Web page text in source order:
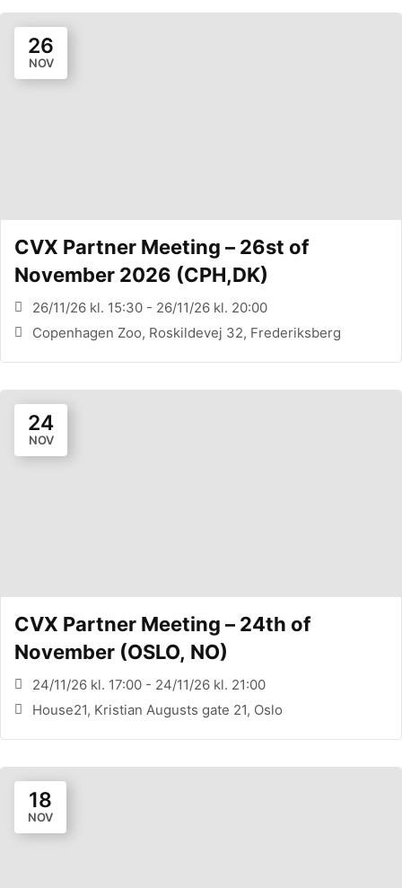
26
NOV
CVX Partner Meeting – 26st of
November 2026 (CPH,DK)
26/11/26 kl. 15:30 - 26/11/26 kl. 20:00
Copenhagen Zoo, Roskildevej 32, Frederiksberg
24
NOV
CVX Partner Meeting – 24th of
November (OSLO, NO)
24/11/26 kl. 17:00 - 24/11/26 kl. 21:00
House21, Kristian Augusts gate 21, Oslo
18
NOV